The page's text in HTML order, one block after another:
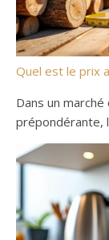
Quel est le prix
Dans un
prépondérante,